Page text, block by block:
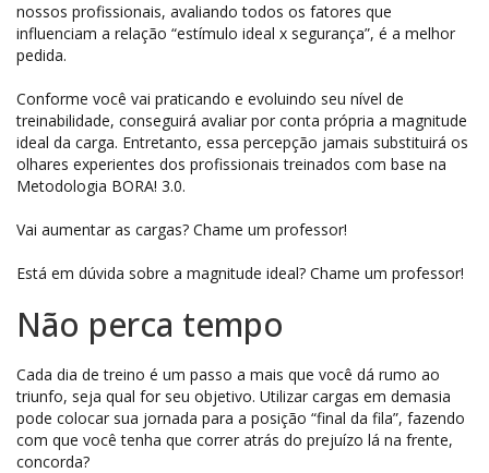
nossos profissionais, avaliando todos os fatores que
influenciam a relação “estímulo ideal x segurança”, é a melhor
pedida.
Conforme você vai praticando e evoluindo seu nível de
treinabilidade, conseguirá avaliar por conta própria a magnitude
ideal da carga. Entretanto, essa percepção jamais substituirá os
olhares experientes dos profissionais treinados com base na
Metodologia BORA! 3.0.
Vai aumentar as cargas? Chame um professor!
Está em dúvida sobre a magnitude ideal? Chame um professor!
Não perca tempo
Cada dia de treino é um passo a mais que você dá rumo ao
triunfo, seja qual for seu objetivo. Utilizar cargas em demasia
pode colocar sua jornada para a posição “final da fila”, fazendo
com que você tenha que correr atrás do prejuízo lá na frente,
concorda?